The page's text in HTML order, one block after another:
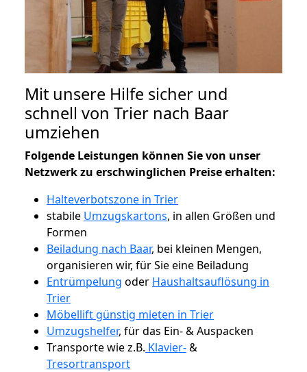
Mit unsere Hilfe sicher und
schnell von Trier nach Baar
umziehen
Folgende Leistungen können Sie von unser
Netzwerk zu erschwinglichen Preise erhalten:
Halteverbotszone in Trier
stabile Umzugskartons, in allen Größen und
Formen
Beiladung nach Baar, bei kleinen Mengen,
organisieren wir, für Sie eine Beiladung
Entrümpelung oder Haushaltsauflösung in
Trier
Möbellift günstig mieten in Trier
Umzugshelfer, für das Ein- & Auspacken
Transporte wie z.B. Klavier-&
Tresortransport